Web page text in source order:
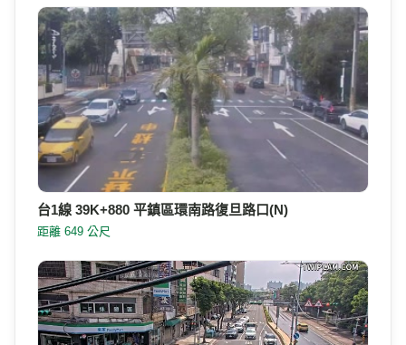
台1線 39K+880 平鎮區環南路復旦路口(N)
距離 649 公尺